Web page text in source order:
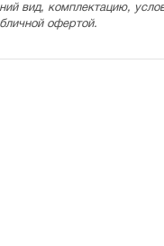
вид, комплектацию,
офертой.